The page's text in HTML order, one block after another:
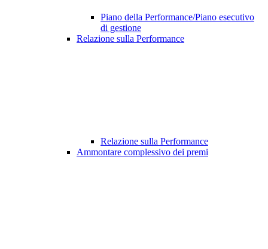
Piano della Performance/Piano esecutivo
di gestione
Relazione sulla Performance
Relazione sulla Performance
Ammontare complessivo dei premi